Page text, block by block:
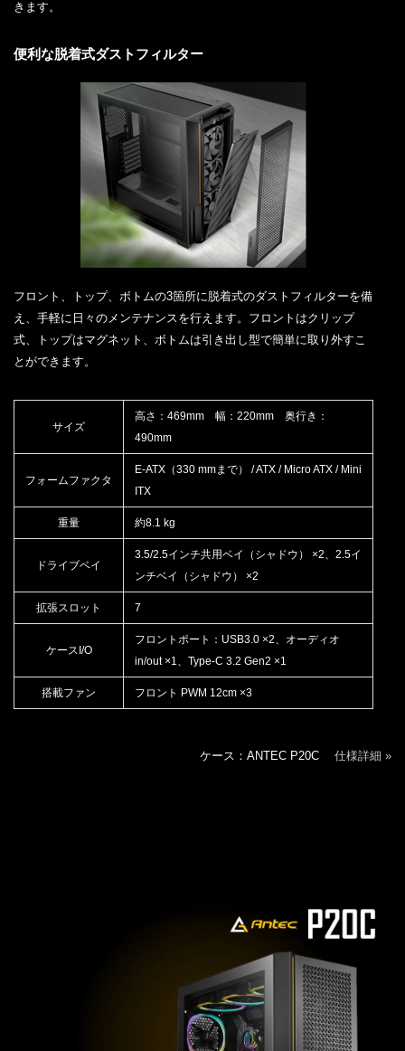
きます。
便利な脱着式ダストフィルター
フロント、トップ、ボトムの3箇所に脱着式のダストフィルターを備
え、手軽に日々のメンテナンスを行えます。フロントはクリップ
式、トップはマグネット、ボトムは引き出し型で簡単に取り外すこ
とができます。
サイズ
高さ：469mm 幅：220mm 奥行き：
490mm
フォームファクタ
E-ATX（330 mmまで） / ATX / Micro ATX / Mini
ITX
重量 約8.1 kg
ドライブベイ
3.5/2.5インチ共用ベイ（シャドウ） ×2、2.5イ
ンチベイ（シャドウ） ×2
拡張スロット 7
ケースI/O
フロントポート：USB3.0 ×2、オーディオ
in/out ×1、Type-C 3.2 Gen2 ×1
搭載ファン フロント PWM 12cm ×3
ケース：ANTEC P20C 仕様詳細 »